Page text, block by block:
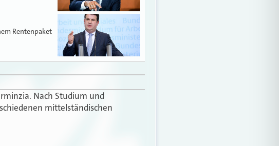
Rentenpaket
Nach Studium und
mittelständischen